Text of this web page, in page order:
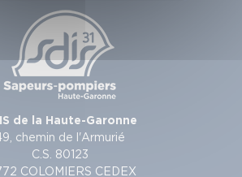
de la Haute-Garonne
chemin de l'Armurié
C.S. 80123
COLOMIERS CEDEX